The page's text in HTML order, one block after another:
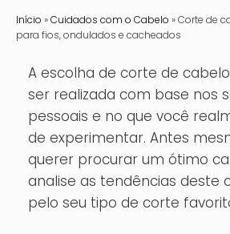
Início »Cuidados com o Cabelo »Corte de
para fios, ondulados e cacheados
A escolha de corte de
ser realizada com base nos
pessoais e no que você
de experimentar. Antes
querer procurar um ótimo
analise as tendências deste
pelo seu tipo de corte